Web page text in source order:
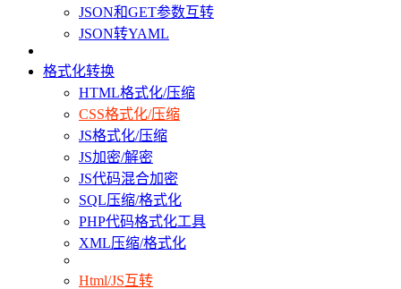
JSON和GET参数互转
JSON转YAML
格式化转换
HTML格式化/压缩
CSS格式化/压缩
JS格式化/压缩
JS加密/解密
JS代码混合加密
SQL压缩/格式化
PHP代码格式化工具
XML压缩/格式化
Html/JS互转